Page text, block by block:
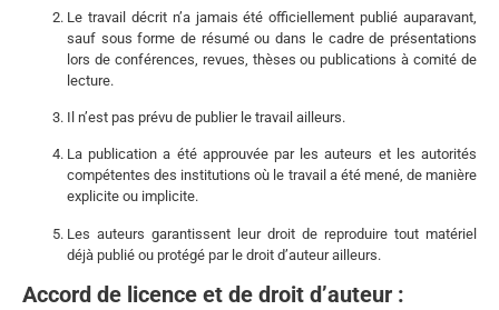
Le travail décrit n’a jamais été officiellement publié auparavant,
sauf sous forme de résumé ou dans le cadre de présentations
lors de conférences, revues, thèses ou publications à comité de
lecture.
Il n’est pas prévu de publier le travail ailleurs.
La publication a été approuvée par les auteurs et les autorités
compétentes des institutions où le travail a été mené, de manière
explicite ou implicite.
Les auteurs garantissent leur droit de reproduire tout matériel
déjà publié ou protégé par le droit d’auteur ailleurs.
Accord de licence et de droit d’auteur :